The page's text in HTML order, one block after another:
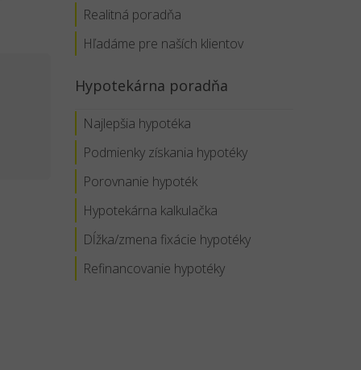
Realitná poradňa
Hľadáme pre naších klientov
Hypotekárna poradňa
Najlepšia hypotéka
Podmienky získania hypotéky
Porovnanie hypoték
Hypotekárna kalkulačka
Dĺžka/zmena fixácie hypotéky
Refinancovanie hypotéky